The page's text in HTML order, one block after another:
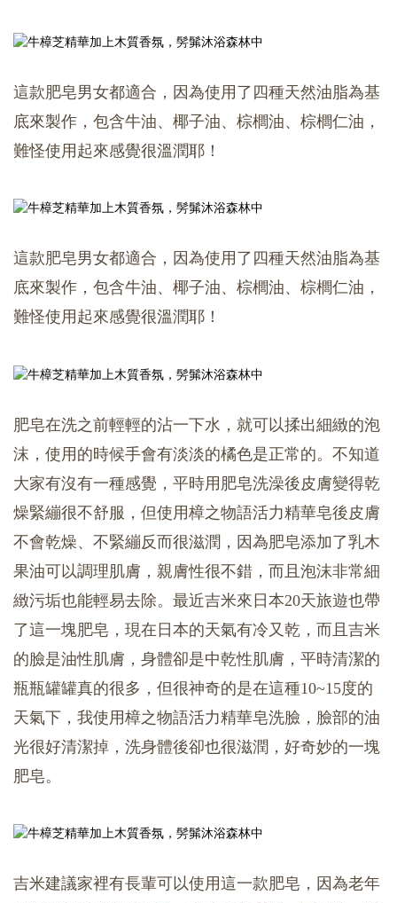
這款肥皂男女都適合，因為使用了四種天然油脂為基
底來製作，包含牛油、椰子油、棕櫚油、棕櫚仁油，
難怪使用起來感覺很溫潤耶！
這款肥皂男女都適合，因為使用了四種天然油脂為基
底來製作，包含牛油、椰子油、棕櫚油、棕櫚仁油，
難怪使用起來感覺很溫潤耶！
肥皂在洗之前輕輕的沾一下水，就可以揉出細緻的泡
沫，使用的時候手會有淡淡的橘色是正常的。不知道
大家有沒有一種感覺，平時用肥皂洗澡後皮膚變得乾
燥緊繃很不舒服，但使用樟之物語活力精華皂後皮膚
不會乾燥、不緊繃反而很滋潤，因為肥皂添加了乳木
果油可以調理肌膚，親膚性很不錯，而且泡沫非常細
緻污垢也能輕易去除。最近吉米來日本20天旅遊也帶
了這一塊肥皂，現在日本的天氣有冷又乾，而且吉米
的臉是油性肌膚，身體卻是中乾性肌膚，平時清潔的
瓶瓶罐罐真的很多，但很神奇的是在這種10~15度的
天氣下，我使用樟之物語活力精華皂洗臉，臉部的油
光很好清潔掉，洗身體後卻也很滋潤，好奇妙的一塊
肥皂。
吉米建議家裡有長輩可以使用這一款肥皂，因為老年